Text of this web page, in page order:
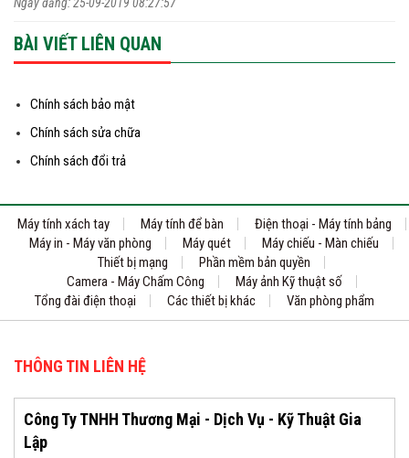
BÀI VIẾT LIÊN QUAN
Chính sách bảo mật
Chính sách sửa chữa
Chính sách đổi trả
Máy tính xách tay Máy tính để bàn
Điện thoại - Máy tính bảng
Máy in - Máy văn phòng
Máy quét
Máy chiếu - Màn chiếu
Thiết bị mạng
Phần mềm bản quyền
Camera - Máy Chấm Công
Máy ảnh Kỹ thuật số
Tổng đài điện thoại
Các thiết bị khác Văn phòng phẩm
THÔNG TIN LIÊN HỆ
Công Ty TNHH Thương Mại - Dịch Vụ - Kỹ Thuật Gia
Lập